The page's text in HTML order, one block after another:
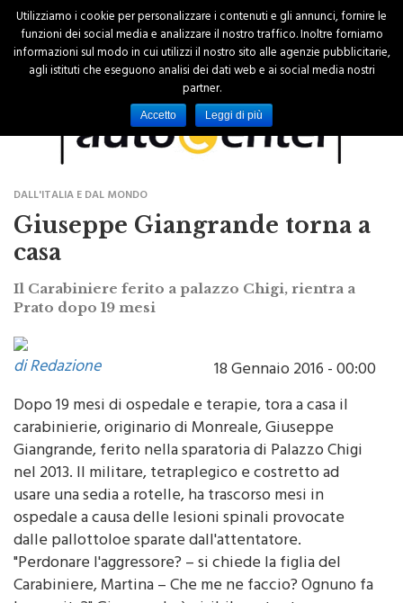
DALL'ITALIA E DAL MONDO
Giuseppe Giangrande torna a
casa
Il Carabiniere ferito a palazzo Chigi, rientra a
di Redazione
18 Gennaio 2016 - 00:00
Dopo 19 mesi di ospedale e terapie, tora a casa il
carabinierie, originario di Monreale, Giuseppe
Giangrande, ferito nella sparatoria di Palazzo Chigi
nel 2013. Il militare, tetraplegico e costretto ad
usare una sedia a rotelle, ha trascorso mesi in
ospedale a causa delle lesioni spinali provocate
dalle pallottoloe sparate dall'attentatore.
"Perdonare l'aggressore? – si chiede la figlia del
Utilizziamo i cookie per personalizzare i contenuti e gli annunci, fornire le
funzioni dei social media e analizzare il nostro traffico. Inoltre forniamo
informazioni sul modo in cui utilizzi il nostro sito alle agenzie pubblicitarie,
agli istituti che eseguono analisi dei dati web e ai social media nostri
partner.
Accetto Leggi di più